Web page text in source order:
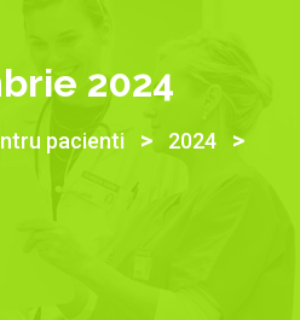
2024
pacienti > 2024 >